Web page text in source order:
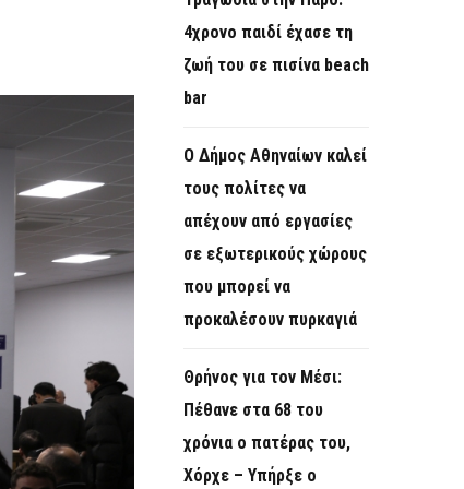
M
4χρονο παιδί έχασε τη
ζωή του σε πισίνα beach
bar
Ο Δήμος Αθηναίων καλεί
τους πολίτες να
απέχουν από εργασίες
σε εξωτερικούς χώρους
που μπορεί να
προκαλέσουν πυρκαγιά
Θρήνος για τον Μέσι:
Πέθανε στα 68 του
χρόνια ο πατέρας του,
Χόρχε – Υπήρξε ο